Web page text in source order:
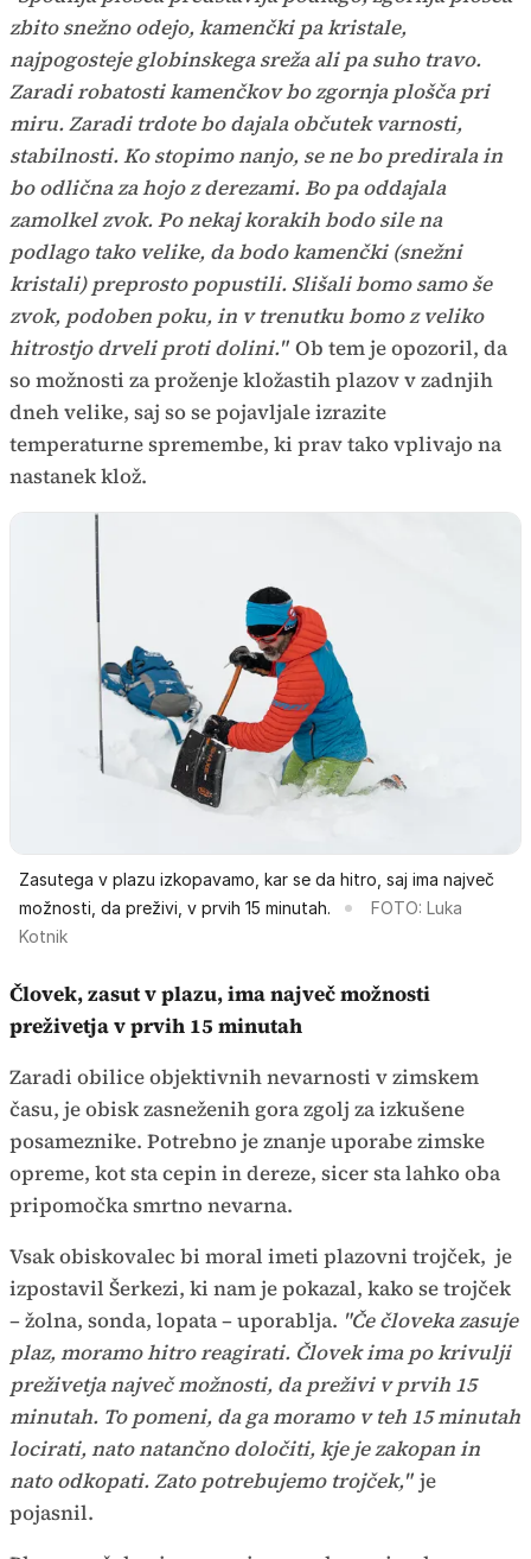
zbito snežno odejo, kamenčki pa kristale,
najpogosteje globinskega sreža ali pa suho travo.
Zaradi robatosti kamenčkov bo zgornja plošča pri
miru. Zaradi trdote bo dajala občutek varnosti,
stabilnosti. Ko stopimo nanjo, se ne bo predirala in
bo odlična za hojo z derezami. Bo pa oddajala
zamolkel zvok. Po nekaj korakih bodo sile na
podlago tako velike, da bodo kamenčki (snežni
kristali) preprosto popustili. Slišali bomo samo še
zvok, podoben poku, in v trenutku bomo z veliko
hitrostjo drveli proti dolini." Ob tem je opozoril, da
so možnosti za proženje kložastih plazov v zadnjih
dneh velike, saj so se pojavljale izrazite
temperaturne spremembe, ki prav tako vplivajo na
nastanek klož.
Zasutega v plazu izkopavamo, kar se da hitro, saj ima največ
možnosti, da preživi, v prvih 15 minutah.
FOTO: Luka
Kotnik
Človek, zasut v plazu, ima največ možnosti
preživetja v prvih 15 minutah
Zaradi obilice objektivnih nevarnosti v zimskem
času, je obisk zasneženih gora zgolj za izkušene
posameznike. Potrebno je znanje uporabe zimske
opreme, kot sta cepin in dereze, sicer sta lahko oba
pripomočka smrtno nevarna.
Vsak obiskovalec bi moral imeti plazovni trojček, je
izpostavil Šerkezi, ki nam je pokazal, kako se trojček
– žolna, sonda, lopata – uporablja. "Če človeka zasuje
plaz, moramo hitro reagirati. Človek ima po krivulji
preživetja največ možnosti, da preživi v prvih 15
minutah. To pomeni, da ga moramo v teh 15 minutah
locirati, nato natančno določiti, kje je zakopan in
nato odkopati. Zato potrebujemo trojček," je
pojasnil.